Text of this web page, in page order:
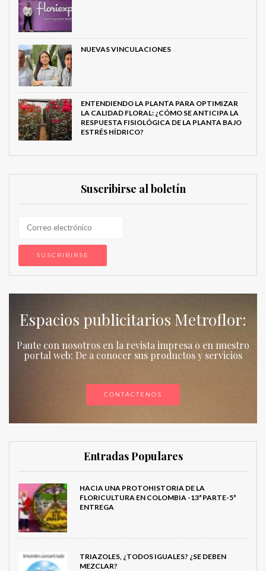
NUEVAS VINCULACIONES
ENTENDIENDO LA PLANTA PARA OPTIMIZAR
LA CALIDAD FLORAL: ¿CÓMO SE ANTICIPA LA
RESPUESTA FISIOLÓGICA DE LA PLANTA BAJO
ESTRÉS HÍDRICO?
Suscribirse al boletín
Espacios publicitarios Metroflor:
Paute con nosotros en la revista impresa o en nuestro
portal web: De a conocer sus productos y servicios
CONTÁCTENOS
Entradas Populares
HACIA UNA PROTOHISTORIA DE LA
FLORICULTURA EN COLOMBIA -13ª PARTE-5ª
ENTREGA
TRIAZOLES, ¿TODOS IGUALES? ¿SE DEBEN
MEZCLAR?